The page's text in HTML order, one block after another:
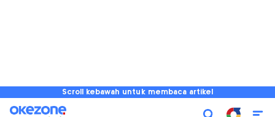
Scroll kebawah untuk membaca artikel